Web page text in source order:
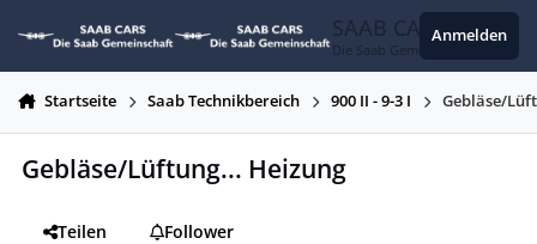
SAAB CARS
Die Saab Gemeinschaft
Anmelden
Startseite Saab Technikbereich 900 II - 9-3 I Gebläse/
Gebläse/Lüftung... Heizung
Teilen
Follower